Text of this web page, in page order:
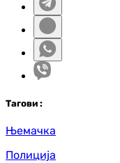
Тагови :
Њемачка
Полиција